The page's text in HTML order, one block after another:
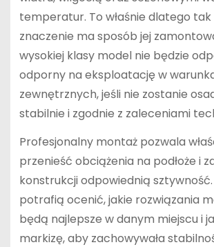
temperatur. To właśnie dlatego tak
znaczenie ma sposób jej
wysokiej klasy model nie będzie
odporny na eksploatację w
zewnętrznych, jeśli nie zostanie
stabilnie i zgodnie z zaleceniami
Profesjonalny montaż pozwala
przenieść obciążenia na podłoże i
konstrukcji odpowiednią
potrafią ocenić, jakie rozwiązania
będą najlepsze w danym miejscu i
markizę, aby zachowywała